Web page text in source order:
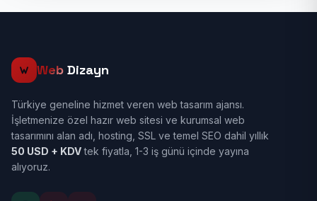
Web Dizayn
Türkiye geneline hizmet veren web tasarım ajansı.
İşletmenize özel hazır web sitesi ve kurumsal web
tasarımını alan adı, hosting, SSL ve temel SEO dahil yıllık
50 USD + KDVtek fiyatla, 1-3 iş günü içinde yayına
alıyoruz.